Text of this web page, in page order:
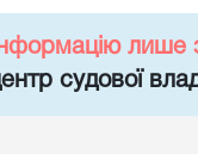
лише
судової